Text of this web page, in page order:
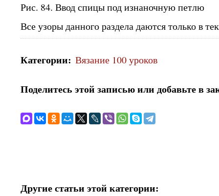
Рис. 84. Ввод спицы под изнаночную петлю
Все узоры данного раздела даются только в
Категории: Вязание 100 уроков
Поделитесь этой записью или добавьте в
Другие статьи этой категории: